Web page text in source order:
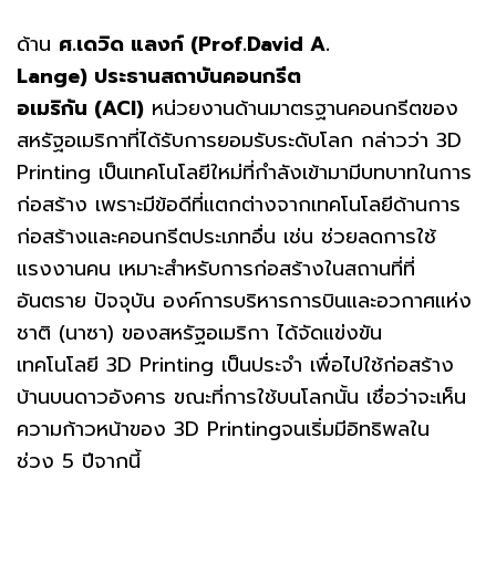
ด้าน ศ.เดวิด แลงก์ (Prof.David A.
Lange) ประธานสถาบันคอนกรีต
อเมริกัน (ACI) หน่วยงานด้านมาตรฐานคอนกรีตของ
สหรัฐอเมริกาที่ได้รับการยอมรับระดับโลก กล่าวว่า 3D
Printing เป็นเทคโนโลยีใหม่ที่กำลังเข้ามามีบทบาทในการ
ก่อสร้าง เพราะมีข้อดีที่แตกต่างจากเทคโนโลยีด้านการ
ก่อสร้างและคอนกรีตประเภทอื่น เช่น ช่วยลดการใช้
แรงงานคน เหมาะสำหรับการก่อสร้างในสถานที่ที่
อันตราย ปัจจุบัน องค์การบริหารการบินและอวกาศแห่ง
ชาติ (นาซา) ของสหรัฐอเมริกา ได้จัดแข่งขัน
เทคโนโลยี 3D Printing เป็นประจำ เพื่อไปใช้ก่อสร้าง
บ้านบนดาวอังคาร ขณะที่การใช้บนโลกนั้น เชื่อว่าจะเห็น
ความก้าวหน้าของ 3D Printingจนเริ่มมีอิทธิพลใน
ช่วง 5 ปีจากนี้